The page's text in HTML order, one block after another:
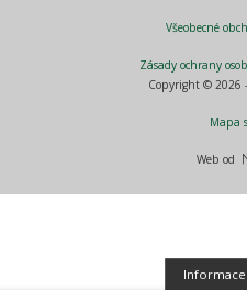
Všeobecné
Zásady ochrany
Copyright © 2026
Mapa
Web od